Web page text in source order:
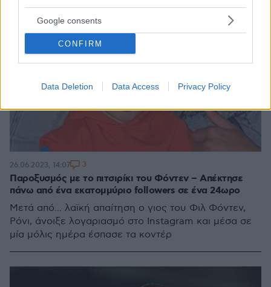
Google consents
CONFIRM
Data Deletion Data Access Privacy Policy
Παροξυσμός με το πιτσιρίκι του Φόντεν – Απέκτησε
πάνω από ένα εκατομμύριο followers σε ένα 24ωρο
Μετά από... λαϊκή απαίτηση ο γιος του Φιλ Φόντεν,
Ρόνι, άνοιξε λογαριασμό στο Instagram και μέσα σε
μία μόλις ημέρα έσπασε τα κοντέρ
26.06.2023, 14:07 3